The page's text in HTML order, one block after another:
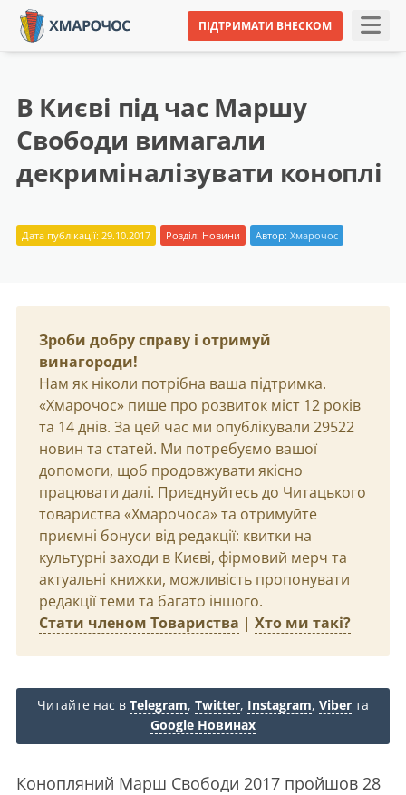
ПІДТРИМАТИ ВНЕСКОМ
В Києві під час Маршу
Свободи вимагали
декриміналізувати коноплі
Дата публікації: 29.10.2017 Розділ: Новини Автор: Хмарочос
Зроби добру справу і отримуй
винагороди!
Нам як ніколи потрібна ваша підтримка.
«Хмарочос» пише про розвиток міст 12 років
та 14 днів. За цей час ми опублікували 29522
новин та статей. Ми потребуємо вашої
допомоги, щоб продовжувати якісно
працювати далі. Приєднуйтесь до Читацького
товариства «Хмарочоса» та отримуйте
приємні бонуси від редакції: квитки на
культурні заходи в Києві, фірмовий мерч та
актуальні книжки, можливість пропонувати
редакції теми та багато іншого.
Стати членом Товариства | Хто ми такі?
Читайте нас в Telegram, Twitter, Instagram, Viber та
Google Новинах
Конопляний Марш Свободи 2017 пройшов 28